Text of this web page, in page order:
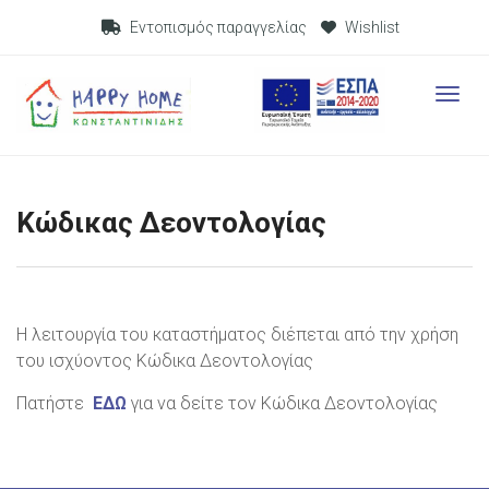
Εντοπισμός παραγγελίας Visit Link
Wishlist
Visit
Κώδικας Δεοντολογίας
Η λειτουργία του καταστήματος διέπεται από την χρήση
του ισχύοντος Κώδικα Δεοντολογίας
Πατήστε ΕΔΩ για να δείτε τον Κώδικα Δεοντολογίας